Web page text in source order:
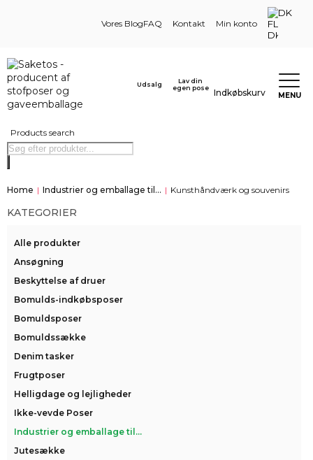
Vores BlogFAQ Kontakt Min konto
DK
Products search
Udsalg
Lav din
egen pose
Indkøbskurv MENU
Home | Industrier og emballage til... | Kunsthåndværk og souvenirs
KATEGORIER
Alle produkter
Ansøgning
Beskyttelse af druer
Bomulds-indkøbsposer
Bomuldsposer
Bomuldssække
Denim tasker
Frugtposer
Helligdage og lejligheder
Ikke-vevde Poser
Industrier og emballage til...
Jutesække